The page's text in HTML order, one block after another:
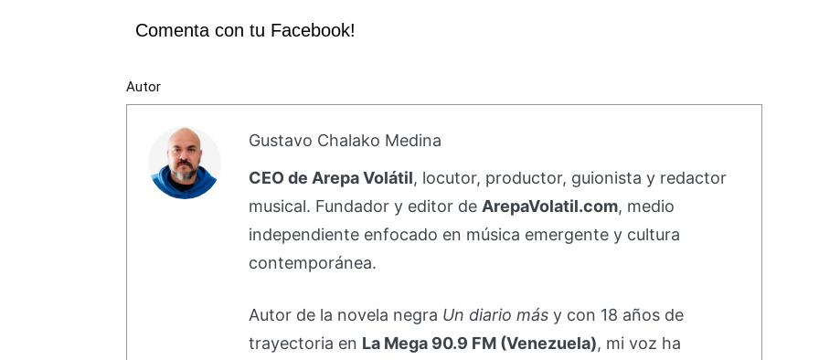
Comenta con tu Facebook!
Autor
Gustavo Chalako Medina
CEO de Arepa Volátil, locutor, productor, guionista y redactor
musical. Fundador y editor de ArepaVolatil.com, medio
independiente enfocado en música emergente y cultura
contemporánea.
Autor de la novela negra Un diario másy con 18 años de
trayectoria en La Mega 90.9 FM (Venezuela), mi voz ha